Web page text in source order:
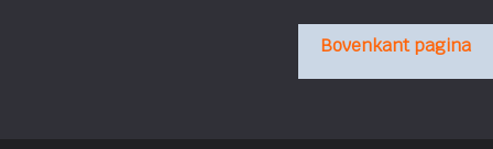
Bovenkant pagina